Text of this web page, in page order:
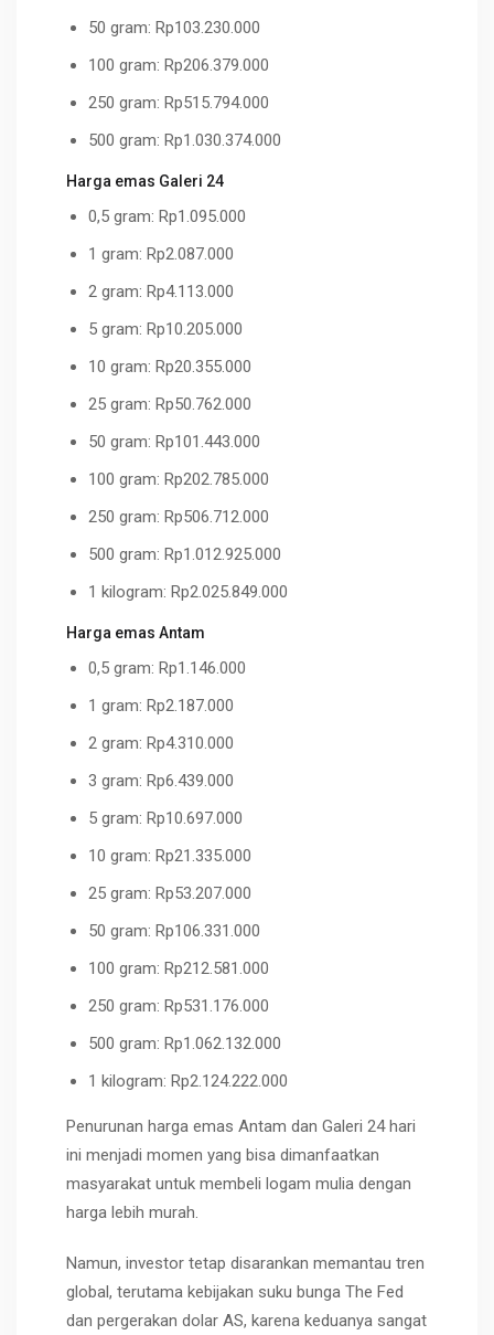
50 gram: Rp103.230.000
100 gram: Rp206.379.000
250 gram: Rp515.794.000
500 gram: Rp1.030.374.000
Harga emas Galeri 24
0,5 gram: Rp1.095.000
1 gram: Rp2.087.000
2 gram: Rp4.113.000
5 gram: Rp10.205.000
10 gram: Rp20.355.000
25 gram: Rp50.762.000
50 gram: Rp101.443.000
100 gram: Rp202.785.000
250 gram: Rp506.712.000
500 gram: Rp1.012.925.000
1 kilogram: Rp2.025.849.000
Harga emas Antam
0,5 gram: Rp1.146.000
1 gram: Rp2.187.000
2 gram: Rp4.310.000
3 gram: Rp6.439.000
5 gram: Rp10.697.000
10 gram: Rp21.335.000
25 gram: Rp53.207.000
50 gram: Rp106.331.000
100 gram: Rp212.581.000
250 gram: Rp531.176.000
500 gram: Rp1.062.132.000
1 kilogram: Rp2.124.222.000
Penurunan harga emas Antam dan Galeri 24 hari
ini menjadi momen yang bisa dimanfaatkan
masyarakat untuk membeli logam mulia dengan
harga lebih murah.
Namun, investor tetap disarankan memantau tren
global, terutama kebijakan suku bunga The Fed
dan pergerakan dolar AS, karena keduanya sangat